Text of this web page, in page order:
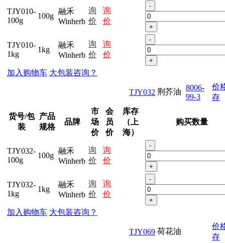
TJY010-
100g
100g
融禾
Winherb
询
价
询
价
-
+
TJY010-
1kg
1kg
融禾
Winherb
询
价
询
价
-
+
加入购物车 大包装咨询？
TJY032 荆芥油 8006-
99-3
价
存
货号/包
装
产品
规格
品牌
市
场
价
会
员
价
库存
（上
海）
购买数量
TJY032-
100g
100g
融禾
Winherb
询
价
询
价
-
+
TJY032-
1kg
1kg
融禾
Winherb
询
价
询
价
-
+
加入购物车 大包装咨询？
TJY069 荷花油
价
存